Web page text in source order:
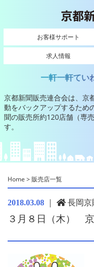
お客様サポート
求人情報
一軒一軒てい
京都新聞販売連合会は、京
動をバックアップするため
聞の販売所約120店舗（専
す。
Home >販売店一覧
2018.03.08 ｜ 長岡京
３月８日（木）